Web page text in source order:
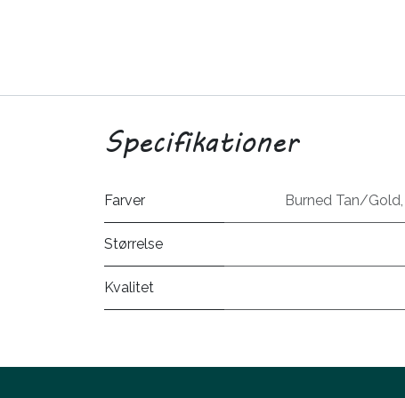
Specifikationer
Farver Burned Tan/Gold,
Størrelse
Kvalitet